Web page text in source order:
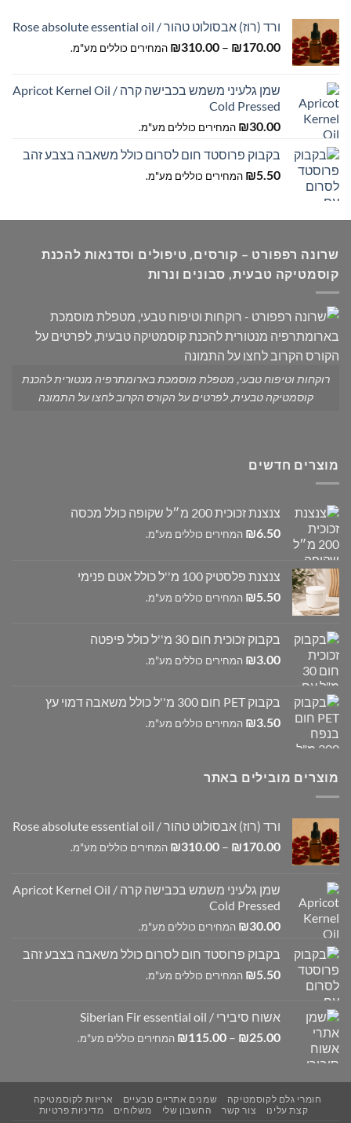
ורד (רוז) אבסולוט טהור / Rose absolute essential oil
₪170.00
–
₪310.00
טווח
עד
המחירים כוללים מע"מ.
שמן גלעיני משמש בכבישה קרה / Apricot Kernel Oil
Cold Pressed
₪30.00 המחירים כוללים מע"מ.
בקבוק פרוסטד חום לסרום כולל משאבה בצבע זהב
₪5.50 המחירים כוללים מע"מ.
שרונה רפפורט – קורסים, טיפולים וסדנאות להכנת
קוסמטיקה טבעית, סבונים ונרות
רוקחות וטיפוח טבעי, מטפלת מוסמכת בארומתרפיה מנטורית להכנת
קוסמטיקה טבעית, לפרטים על הקורס הקרוב לחצו על התמונה
מוצרים חדשים
צנצנת זכוכית 200 מ״ל שקופה כולל מכסה
₪6.50 המחירים כוללים מע"מ.
צנצנת פלסטיק 100 מ''ל כולל אטם פנימי
₪5.50 המחירים כוללים מע"מ.
בקבוק זכוכית חום 30 מ''ל כולל פיפטה
₪3.00 המחירים כוללים מע"מ.
בקבוק PET חום 300 מ''ל כולל משאבה דמוי עץ
₪3.50 המחירים כוללים מע"מ.
מוצרים מובילים באתר
ורד (רוז) אבסולוט טהור / Rose absolute essential oil
₪170.00
–
₪310.00
טווח
עד
המחירים כוללים מע"מ.
שמן גלעיני משמש בכבישה קרה / Apricot Kernel Oil
Cold Pressed
₪30.00 המחירים כוללים מע"מ.
בקבוק פרוסטד חום לסרום כולל משאבה בצבע זהב
₪5.50 המחירים כוללים מע"מ.
אשוח סיבירי / Siberian Fir essential oil
₪25.00
–
₪115.00
טווח
עד
המחירים כוללים מע"מ.
חומרי גלם לקוסמטיקה שמנים אתריים טבעיים
אריזות לקוסמטיקה
קצת עלינו
צור קשר החשבון שלי משלוחים מדיניות פרטיות